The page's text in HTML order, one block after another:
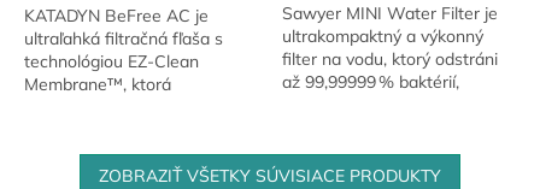
KATADYN BeFree AC je
ultraľahká filtračná fľaša s
technológiou EZ-Clean
Membrane™, ktorá
Obsahuje aktívne uhlie, ktoré...
Sawyer MINI Water Filter je
ultrakompaktný a výkonný
filter na vodu, ktorý odstráni
až 99,99999 % baktérií,
životnosti...
ZOBRAZIŤ VŠETKY SÚVISIACE PRODUKTY